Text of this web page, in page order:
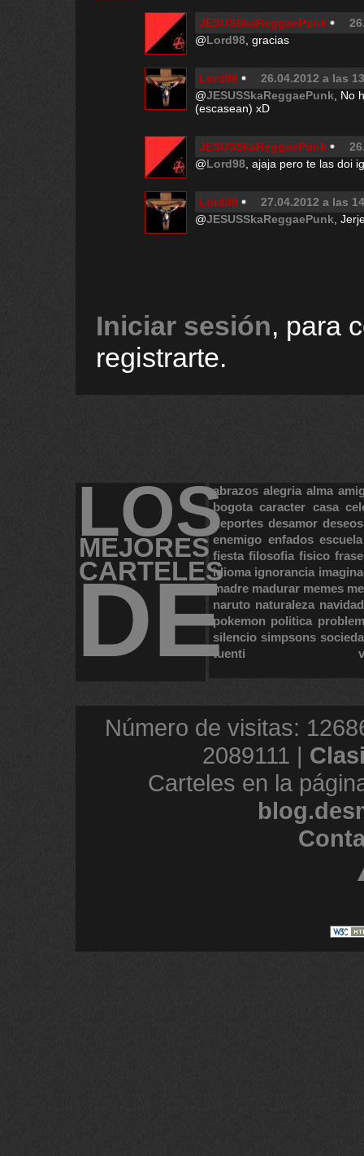
JESUSSkaReggaePunk
@Lord98 , gracias
Lord98
26.04.2012 a las
@JESUSSkaReggaePunk , No
(escasean) xD
JESUSSkaReggaePunk
@Lord98 , ajaja pero te las doi
Lord98
27.04.2012 a las
@JESUSSkaReggaePunk ,
Iniciar sesión, para
registrarte.
LOS
MEJORES
CARTELES
DE
abrazos alegria alma
bogota caracter casa
deportes desamor deseos
enemigo enfados escuela
fiesta filosofia fisico
idioma ignorancia
madre madurar memes
naruto naturaleza navidad
pokemon politica
silencio simpsons
tuenti
Número de visitas:
2089111 |
Carteles en la